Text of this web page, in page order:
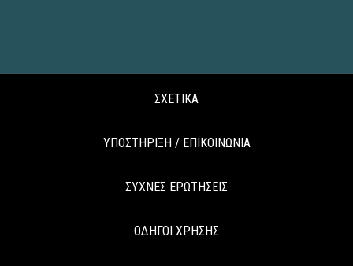
ΣΧΕΤΙΚΑ
ΥΠΟΣΤΗΡΙΞΗ / ΕΠΙΚΟΙΝΩΝΙΑ
ΣΥΧΝΕΣ ΕΡΩΤΗΣΕΙΣ
ΟΔΗΓΟΙ ΧΡΗΣΗΣ